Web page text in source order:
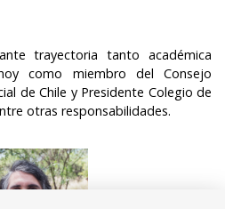
trayectoria tanto académica
como miembro del Consejo
de Chile y Presidente Colegio de
otras responsabilidades.